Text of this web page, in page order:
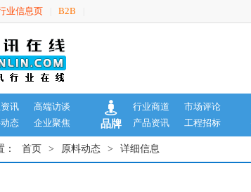
业信息页 B2B
讯
高端访谈
态
企业聚焦 品牌
行业商道
市场评论
产品资讯
工程招标
首页 > 原料动态 > 详细信息